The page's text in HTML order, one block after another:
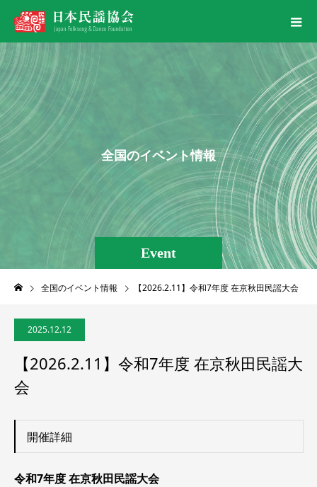
Event
全国のイベント情報
全国のイベント情報 【2026.2.11】令和7年度 在京秋田民謡大会
2025.12.12
【2026.2.11】令和7年度 在京秋田民謡大
会
開催詳細
令和7年度 在京秋田民謡大会